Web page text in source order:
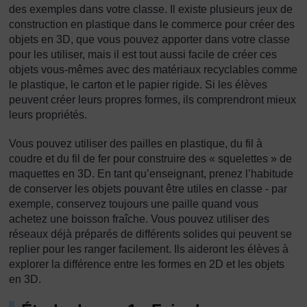
des exemples dans votre classe. Il existe plusieurs jeux de
construction en plastique dans le commerce pour créer des
objets en 3D, que vous pouvez apporter dans votre classe
pour les utiliser, mais il est tout aussi facile de créer ces
objets vous-mêmes avec des matériaux recyclables comme
le plastique, le carton et le papier rigide. Si les élèves
peuvent créer leurs propres formes, ils comprendront mieux
leurs propriétés.
Vous pouvez utiliser des pailles en plastique, du fil à
coudre et du fil de fer pour construire des « squelettes » de
maquettes en 3D. En tant qu’enseignant, prenez l’habitude
de conserver les objets pouvant être utiles en classe - par
exemple, conservez toujours une paille quand vous
achetez une boisson fraîche. Vous pouvez utiliser des
réseaux déjà préparés de différents solides qui peuvent se
replier pour les ranger facilement. Ils aideront les élèves à
explorer la différence entre les formes en 2D et les objets
en 3D.